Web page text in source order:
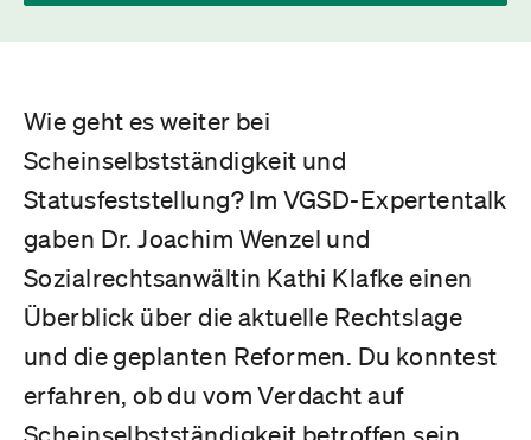
Wie geht es weiter bei
Scheinselbstständigkeit und
Statusfeststellung? Im VGSD-Expertentalk
gaben Dr. Joachim Wenzel und
Sozialrechtsanwältin Kathi Klafke einen
Überblick über die aktuelle Rechtslage
und die geplanten Reformen. Du konntest
erfahren, ob du vom Verdacht auf
Scheinselbstständigkeit betroffen sein